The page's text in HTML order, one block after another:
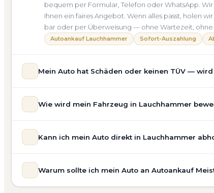
bequem per Formular, Telefon oder WhatsApp.
Ihnen ein faires Angebot. Wenn alles passt, holen
bar oder per Überweisung — ohne Wartezeit, ohne
Autoankauf Lauchhammer Sofort-Auszahlung
Mein Auto hat Schäden oder keinen TÜV —
allgemeinem Reparaturbedarf direkt in
Unfallwagen Lauchhammer Motorschaden
Wie wird mein Fahrzeug in Lauchhammer
prüfen Marke, Modell, Baujahr, Kilometerstand,
Kostenlose Bewertung Marktwert Lauchhammer
Kann ich mein Auto direkt in Lauchhammer
Adresse — egal ob zu Hause, am Arbeitsplatz oder
Warum sollte ich mein Auto an Autoankauf